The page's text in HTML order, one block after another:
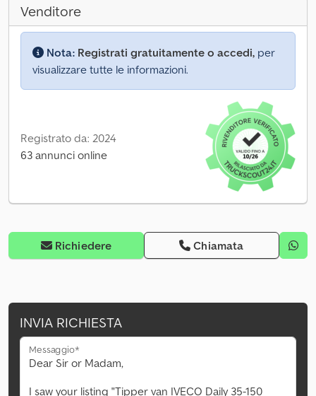
Venditore
Nota: Registrati gratuitamente o accedi, per
visualizzare tutte le informazioni.
Registrato da: 2024
63 annunci online
Richiedere Chiamata
INVIA RICHIESTA
Messaggio*